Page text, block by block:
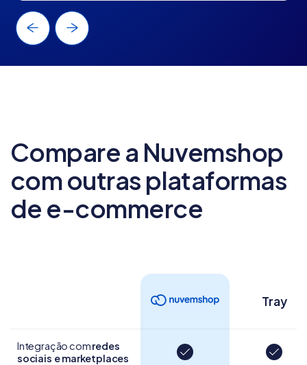
Compare a Nuvemshop
com outras plataformas
de e-commerce
Tray
Integração comredes
sociais e marketplaces